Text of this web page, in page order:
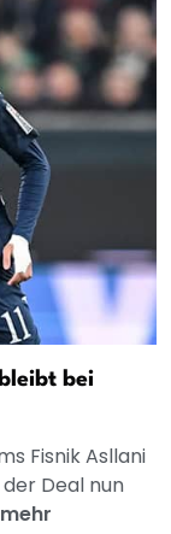
bei
Fisnik Asllani
Deal nun
mehr